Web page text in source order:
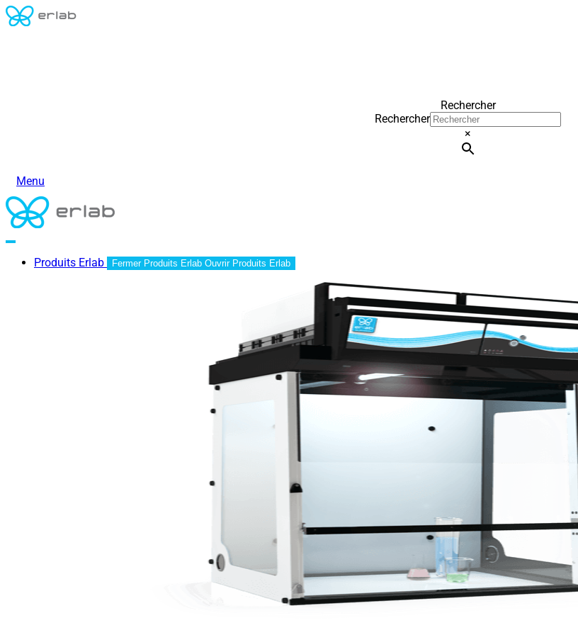
Rechercher
Rechercher
×
Menu
Produits Erlab Fermer Produits Erlab Ouvrir Produits Erlab